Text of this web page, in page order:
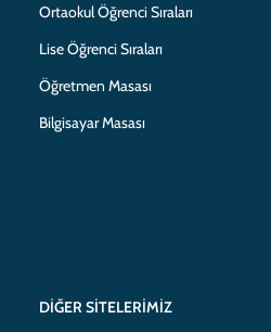
Ortaokul Öğrenci Sıraları
Lise Öğrenci Sıraları
Öğretmen Masası
Bilgisayar Masası
DIĞER SITELERIMIZ